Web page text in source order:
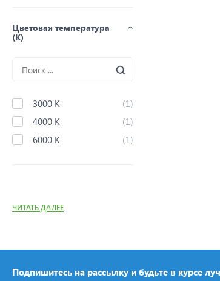
Цветовая температура
(K)
3000 K
(1)
4000 K
(1)
6000 K
(1)
ЧИТАТЬ ДАЛЕЕ
Подпишитесь на рассылку и будьте в курсе